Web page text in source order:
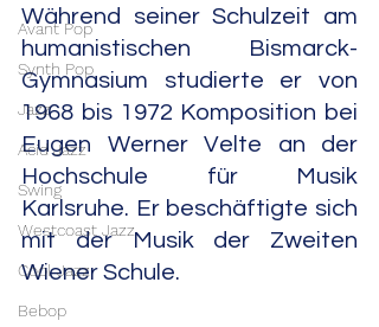
Avant Pop
Synth Pop
Jazz
Acid Jazz
Swing
Westcoast Jazz
Cool Jazz
Bebop
Während seiner Schulzeit am
humanistischen Bismarck-
Gymnasium studierte er von
1968 bis 1972 Komposition bei
Eugen Werner Velte an der
Hochschule für Musik
Karlsruhe. Er beschäftigte sich
mit der Musik der Zweiten
Wiener Schule.